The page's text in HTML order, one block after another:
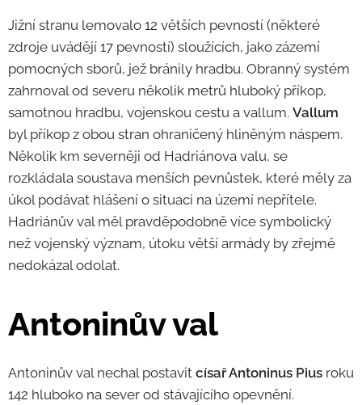
Jižní stranu lemovalo 12 větších pevností (některé
zdroje uvádějí 17 pevností) sloužících, jako zázemí
pomocných sborů, jež bránily hradbu. Obranný systém
zahrnoval od severu několik metrů hluboký příkop,
samotnou hradbu, vojenskou cestu a vallum. Vallum
byl příkop z obou stran ohraničený hliněným náspem.
Několik km severněji od Hadriánova valu, se
rozkládala soustava menších pevnůstek, které měly za
úkol podávat hlášení o situaci na území nepřítele.
Hadriánův val měl pravděpodobně více symbolický
než vojenský význam, útoku větší armády by zřejmě
nedokázal odolat.
Antoninův val
Antoninův val nechal postavit císař Antoninus Pius roku
142 hluboko na sever od stávajícího opevnění.